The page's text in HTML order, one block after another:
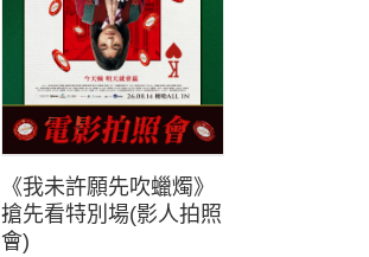
《我未許願先吹蠟燭》
搶先看特別場(影人拍照
會)